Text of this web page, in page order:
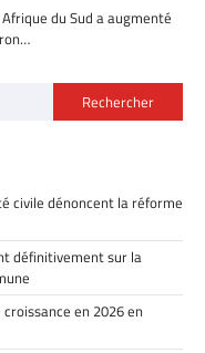
du Sud a augmenté
Rechercher
civile dénoncent la réforme
définitivement sur la
en 2026 en